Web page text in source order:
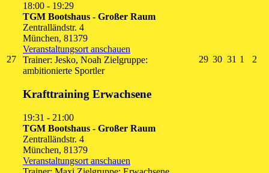
2727.
Juli
18:00 - 19:29
TGM Bootshaus - Großer Raum
Zentralländstr. 4
München, 81379
Veranstaltungsort anschauen
Trainer: Jesko, Noah Zielgruppe:
ambitionierte Sportler
Krafttraining Erwachsene
19:31 - 21:00
TGM Bootshaus - Großer Raum
Zentralländstr. 4
München, 81379
Veranstaltungsort anschauen
2929.
3030.
31 31.
1 2